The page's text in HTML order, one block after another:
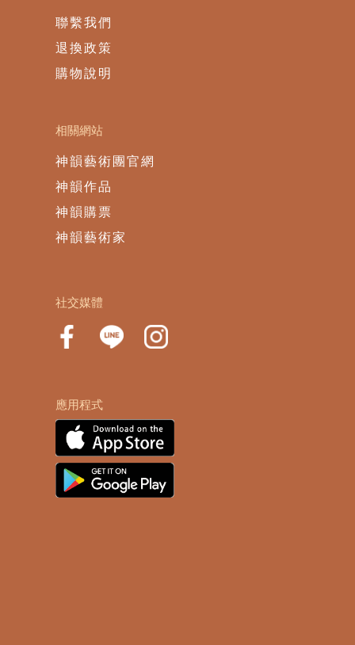
聯繫我們
退換政策
購物說明
相關網站
神韻藝術團官網
神韻作品
神韻購票
神韻藝術家
社交媒體
應用程式